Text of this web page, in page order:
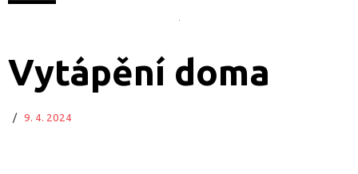
content
Vytápění doma
/ 9. 4. 2024